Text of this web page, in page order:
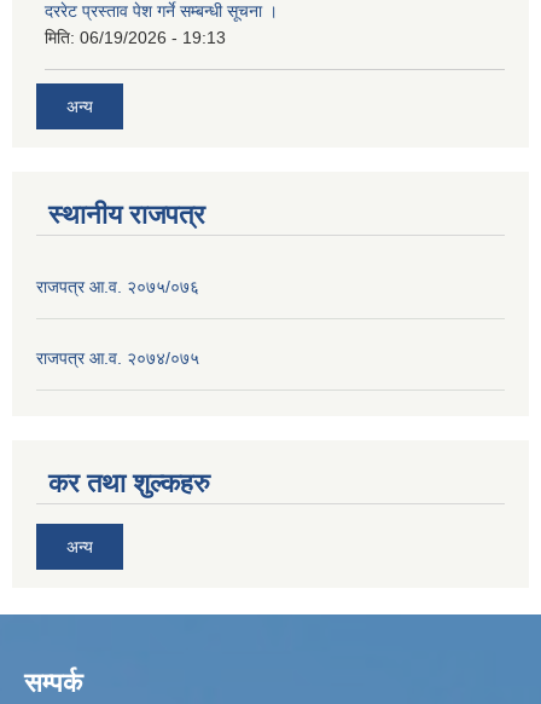
दररेट प्रस्ताव पेश गर्ने सम्बन्धी सूचना ।
मिति: 06/19/2026 - 19:13
अन्य
स्थानीय राजपत्र
राजपत्र आ.व. २०७५/०७६
राजपत्र आ.व. २०७४/०७५
कर तथा शुल्कहरु
अन्य
सम्पर्क